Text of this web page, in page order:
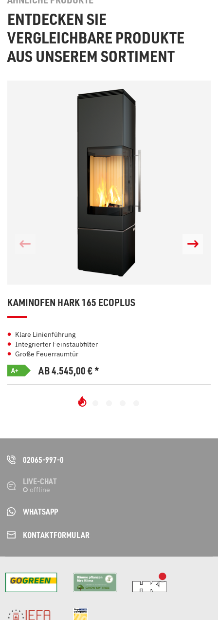
ENTDECKEN SIE
VERGLEICHBARE PRODUKTE
AUS UNSEREM SORTIMENT
KAMINOFEN HARK 165 ECOPLUS
Klare Linienführung
Integrierter Feinstaubfilter
Große Feuerraumtür
A+ AB 4.545,00€*
02065-997-0
LIVE-CHAT
WHATSAPP
KONTAKT­FORMULAR